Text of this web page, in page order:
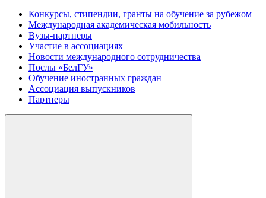
Конкурсы, стипендии, гранты на обучение за рубежом
Международная академическая мобильность
Вузы-партнеры
Участие в ассоциациях
Новости международного сотрудничества
Послы «БелГУ»
Обучение иностранных граждан
Ассоциация выпускников
Партнеры